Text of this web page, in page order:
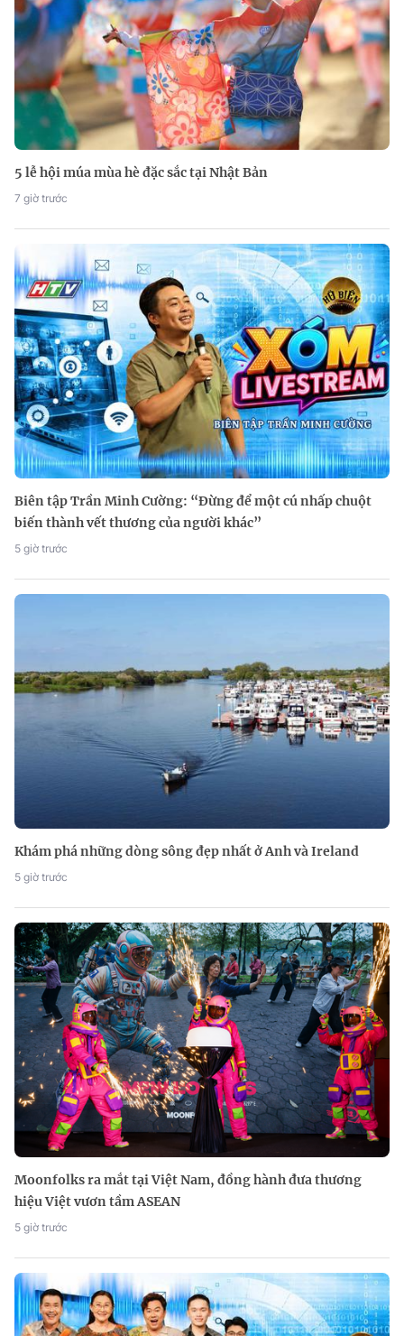
5 lễ hội múa mùa hè đặc sắc tại Nhật Bản
7 giờ trước
Biên tập Trần Minh Cường: “Đừng để một cú nhấp chuột
biến thành vết thương của người khác”
5 giờ trước
Khám phá những dòng sông đẹp nhất ở Anh và Ireland
5 giờ trước
Moonfolks ra mắt tại Việt Nam, đồng hành đưa thương
hiệu Việt vươn tầm ASEAN
5 giờ trước